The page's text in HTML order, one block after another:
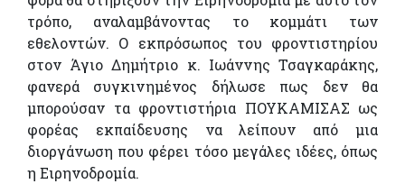
τρόπο, αναλαμβάνοντας το κομμάτι των
εθελοντών. Ο εκπρόσωπος του φροντιστηρίου
στον Άγιο Δημήτριο κ. Ιωάννης Τσαγκαράκης,
φανερά συγκινημένος δήλωσε πως δεν θα
μπορούσαν τα φροντιστήρια ΠΟΥΚΑΜΙΣΑΣ ως
φορέας εκπαίδευσης να λείπουν από μια
διοργάνωση που φέρει τόσο μεγάλες ιδέες, όπως
η Ειρηνοδρομία.